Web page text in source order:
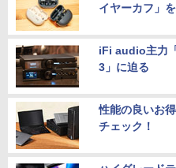
イヤーカフ」
iFi audio主力
3」に迫る
性能の良いお
チェック！